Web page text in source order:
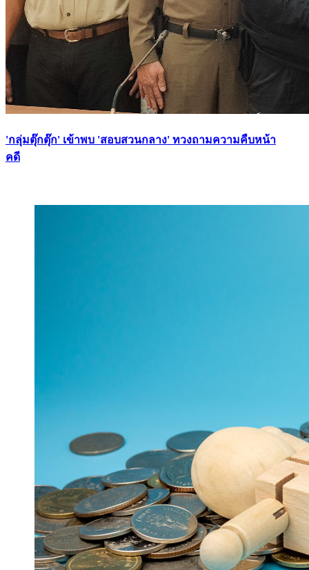
'กลุ่มตุ๊กตุ๊ก' เข้าพบ 'สอบสวนกลาง' ทวงถามความคืบหน้า
คดี